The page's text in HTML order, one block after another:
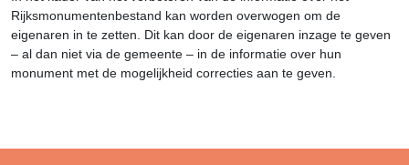
Rijksmonumentenbestand kan worden overwogen om de
eigenaren in te zetten. Dit kan door de eigenaren inzage te geven
– al dan niet via de gemeente – in de informatie over hun
monument met de mogelijkheid correcties aan te geven.